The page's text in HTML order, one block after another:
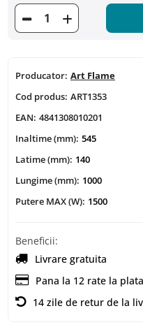
Producator: Art Flame
Cod produs: ART1353
EAN: 4841308010201
Inaltime (mm): 545
Latime (mm): 140
Lungime (mm): 1000
Putere MAX (W): 1500
Beneficii:
Livrare gratuita
Pana la 12 rate la
14 zile de retur de la